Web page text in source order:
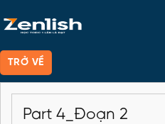
TRỞ VỀ
Part 4_Đoạn 2